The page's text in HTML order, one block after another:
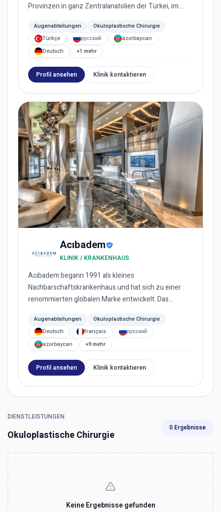
Provinzen in ganz Zentralanatolien der Türkei, im
Augenabteilungen
Okuloplastische Chirurgie
Türkçe
русский
azərbaycan
Deutsch
+1 mehr
Profil ansehen Klinik kontaktieren
Acıbadem
KLINIK / KRANKENHAUS
Acıbadem begann 1991 als kleines
Nachbarschaftskrankenhaus und hat sich zu einer
renommierten globalen Marke entwickelt. Das
Augenabteilungen
Okuloplastische Chirurgie
Deutsch
français
русский
azərbaycan
+9 mehr
Profil ansehen Klinik kontaktieren
DIENSTLEISTUNGEN
Okuloplastische Chirurgie
0 Ergebnisse
Keine Ergebnisse gefunden